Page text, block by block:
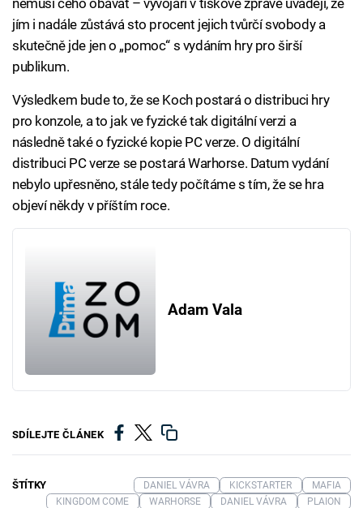
nemusí čeho obávat – vývojáři v tiskové zprávě uvádějí, že
jím i nadále zůstává sto procent jejich tvůrčí svobody a
skutečně jde jen o „pomoc“ s vydáním hry pro širší
publikum.
Výsledkem bude to, že se Koch postará o distribuci hry
pro konzole, a to jak ve fyzické tak digitální verzi a
následně také o fyzické kopie PC verze. O digitální
distribuci PC verze se postará Warhorse. Datum vydání
nebylo upřesněno, stále tedy počítáme s tím, že se hra
objeví někdy v příštím roce.
Adam Vala
SDÍLEJTE ČLÁNEK
ŠTÍTKY DANIEL VÁVRA KICKSTARTER
MAFIA
KINGDOM COME
WARHORSE DANIEL VÁVRA
PLAION